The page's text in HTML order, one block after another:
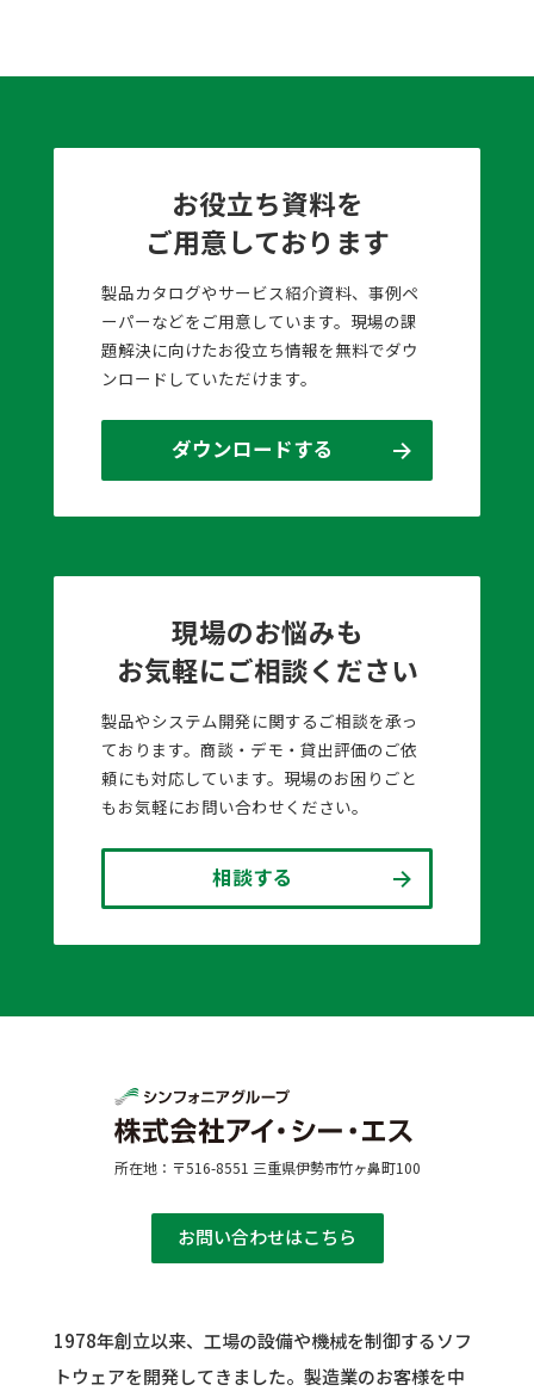
お役立ち資料を
ご用意しております
製品カタログやサービス紹介資料、事例ペ
ーパーなどをご用意しています。現場の課
題解決に向けたお役立ち情報を無料でダウ
ンロードしていただけます。
ダウンロードする
現場のお悩みも
お気軽にご相談ください
製品やシステム開発に関するご相談を承っ
ております。商談・デモ・貸出評価のご依
頼にも対応しています。現場のお困りごと
もお気軽にお問い合わせください。
相談する
所在地：〒516-8551 三重県伊勢市竹ヶ鼻町100
お問い合わせはこちら
1978年創立以来、工場の設備や機械を制御するソフ
トウェアを開発してきました。 製造業のお客様を中